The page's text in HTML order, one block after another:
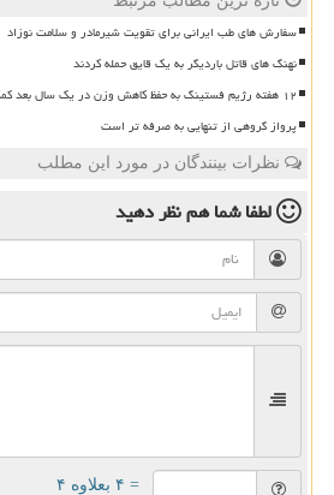
سفارش های طب ایرانی برای تقویت شیرمادر و سلامت نوزاد
نهنگ های قاتل باردیگر به یک قایق حمله کردند
۱۲ هفته رژیم فستینگ به حفظ کاهش وزن در یک سال بعد کمک نماید
پرواز گروهی از تنهایی به صرفه تر است
نظرات بینندگان در مورد این مطلب
لطفا شما همنظر دهید
= ۴ بعلاوه ۴